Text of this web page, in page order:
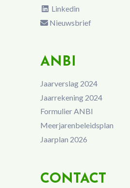
Linkedin
Nieuwsbrief
ANBI
Jaarverslag 2024
Jaarrekening 2024
Formulier ANBI
Meerjarenbeleidsplan
Jaarplan 2026
CONTACT